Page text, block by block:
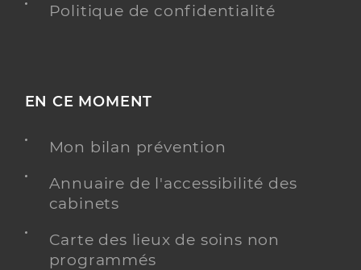
Politique de confidentialité
EN CE MOMENT
Mon bilan prévention
Annuaire de l'accessibilité des
cabinets
Carte des lieux de soins non
programmés